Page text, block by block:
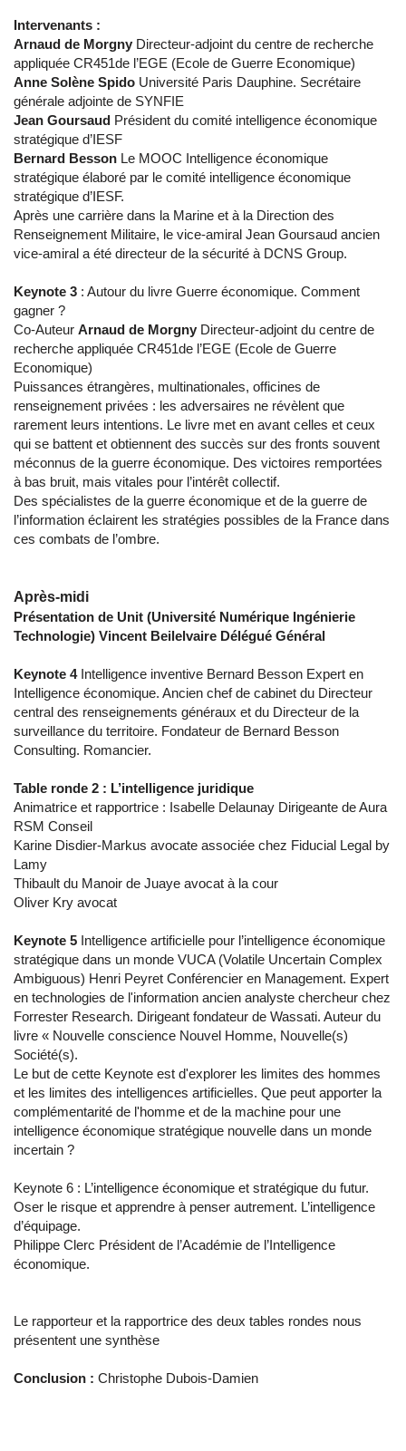
Intervenants :
Arnaud de Morgny Directeur-adjoint du centre de recherche
appliquée CR451de l’EGE (Ecole de Guerre Economique)
Anne Solène Spido Université Paris Dauphine. Secrétaire
générale adjointe de SYNFIE
Jean Goursaud Président du comité intelligence économique
stratégique d’IESF
Bernard Besson Le MOOC Intelligence économique
stratégique élaboré par le comité intelligence économique
stratégique d’IESF.
Après une carrière dans la Marine et à la Direction des
Renseignement Militaire, le vice-amiral Jean Goursaud ancien
vice-amiral a été directeur de la sécurité à DCNS Group.
Keynote 3 : Autour du livre Guerre économique. Comment
gagner ?
Co-Auteur Arnaud de Morgny Directeur-adjoint du centre de
recherche appliquée CR451de l’EGE (Ecole de Guerre
Economique)
Puissances étrangères, multinationales, officines de
renseignement privées : les adversaires ne révèlent que
rarement leurs intentions. Le livre met en avant celles et ceux
qui se battent et obtiennent des succès sur des fronts souvent
méconnus de la guerre économique. Des victoires remportées
à bas bruit, mais vitales pour l’intérêt collectif.
Des spécialistes de la guerre économique et de la guerre de
l’information éclairent les stratégies possibles de la France dans
ces combats de l’ombre.
Après-midi
Présentation de Unit (Université Numérique Ingénierie
Technologie) Vincent Beilelvaire Délégué Général
Keynote 4 Intelligence inventive Bernard Besson Expert en
Intelligence économique. Ancien chef de cabinet du Directeur
central des renseignements généraux et du Directeur de la
surveillance du territoire. Fondateur de Bernard Besson
Consulting. Romancier.
Table ronde 2 : L’intelligence juridique
Animatrice et rapportrice : Isabelle Delaunay Dirigeante de Aura
RSM Conseil
Karine Disdier-Markus avocate associée chez Fiducial Legal by
Lamy
Thibault du Manoir de Juaye avocat à la cour
Oliver Kry avocat
Keynote 5 Intelligence artificielle pour l’intelligence économique
stratégique dans un monde VUCA (Volatile Uncertain Complex
Ambiguous) Henri Peyret Conférencier en Management. Expert
en technologies de l'information ancien analyste chercheur chez
Forrester Research. Dirigeant fondateur de Wassati. Auteur du
livre « Nouvelle conscience Nouvel Homme, Nouvelle(s)
Société(s).
Le but de cette Keynote est d'explorer les limites des hommes
et les limites des intelligences artificielles. Que peut apporter la
complémentarité de l'homme et de la machine pour une
intelligence économique stratégique nouvelle dans un monde
incertain ?
Keynote 6 : L’intelligence économique et stratégique du futur.
Oser le risque et apprendre à penser autrement. L’intelligence
d’équipage.
Philippe Clerc Président de l’Académie de l’Intelligence
économique.
Le rapporteur et la rapportrice des deux tables rondes nous
présentent une synthèse
Conclusion : Christophe Dubois-Damien